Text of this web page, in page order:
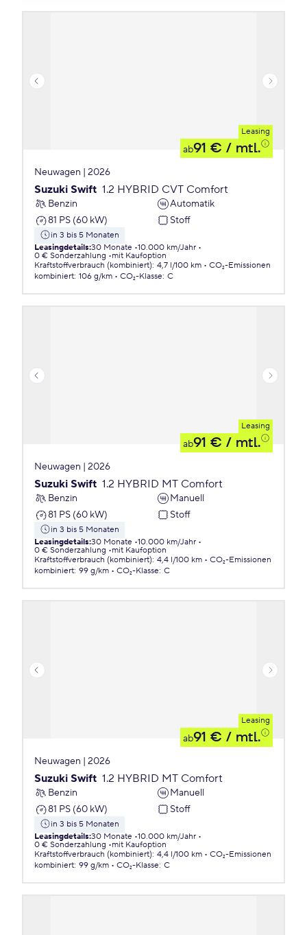
Leasing
ab91 € / mtl.
Neuwagen | 2026
Suzuki Swift 1.2 HYBRID CVT Comfort
Benzin
Automatik
81 PS (60 kW)
Stoff
in 3 bis 5 Monaten
Leasingdetails:30 Monate 10.000 km/Jahr
0 € Sonderzahlung
mit Kaufoption
Kraftstoffverbrauch (kombiniert): 4,7 l/100 km
CO₂-Emissionen
kombiniert: 106 g/km CO₂-Klasse: C
Leasing
ab91 € / mtl.
Neuwagen | 2026
Suzuki Swift 1.2 HYBRID MT Comfort
Benzin
Manuell
81 PS (60 kW)
Stoff
in 3 bis 5 Monaten
Leasingdetails:30 Monate 10.000 km/Jahr
0 € Sonderzahlung
mit Kaufoption
Kraftstoffverbrauch (kombiniert): 4,4 l/100 km
CO₂-Emissionen
kombiniert: 99 g/km CO₂-Klasse: C
Leasing
ab91 € / mtl.
Neuwagen | 2026
Suzuki Swift 1.2 HYBRID MT Comfort
Benzin
Manuell
81 PS (60 kW)
Stoff
in 3 bis 5 Monaten
Leasingdetails:30 Monate 10.000 km/Jahr
0 € Sonderzahlung
mit Kaufoption
Kraftstoffverbrauch (kombiniert): 4,4 l/100 km
CO₂-Emissionen
kombiniert: 99 g/km CO₂-Klasse: C